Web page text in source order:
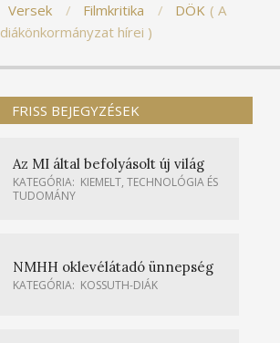
Versek Filmkritika DÖK
A
diákönkormányzat hírei
FRISS BEJEGYZÉSEK
Az MI által befolyásolt új világ
KATEGÓRIA: KIEMELT, TECHNOLÓGIA ÉS
TUDOMÁNY
NMHH oklevélátadó ünnepség
KATEGÓRIA: KOSSUTH-DIÁK